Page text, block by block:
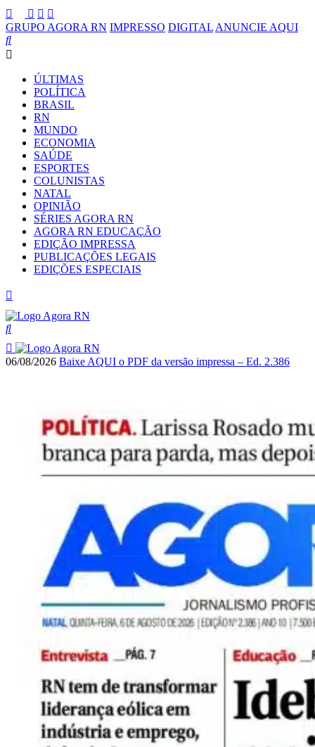
GRUPO AGORA RN IMPRESSO DIGITAL ANUNCIE AQUI
ÚLTIMAS
POLÍTICA
BRASIL
RN
MUNDO
ECONOMIA
SAÚDE
ESPORTES
COLUNISTAS
NATAL
OPINIÃO
SÉRIES AGORA RN
AGORA RN EDUCAÇÃO
EDIÇÃO IMPRESSA
PUBLICAÇÕES LEGAIS
EDIÇÕES ESPECIAIS
06/08/2026 Baixe AQUI o PDF da versão impressa – Ed. 2.386